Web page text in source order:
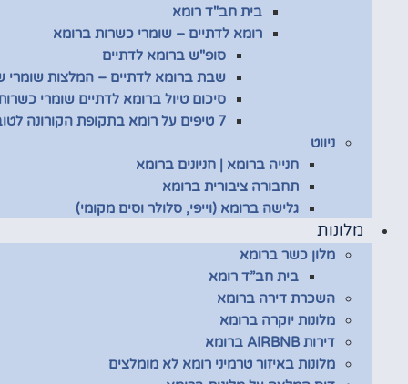
בית חב"ד רומא
רומא לדתיים – שומרי כשרות ברומא
סופ"ש ברומא לדתיים
שבת ברומא לדתיים – המלצות שומרי
סיכום טיול ברומא לדתיים שומרי
7 טיפים על רומא בתקופת הקורונה לטובת שומרי כשרות
ניווט
חנייה ברומא | חניונים ברומא
תחבורה ציבורית ברומא
גלישה ברומא (וייפי, סלולר וסים מקומי)
מלונות
מלון כשר ברומא
בית חב”ד רומא
השכרת דירה ברומא
מלונות יוקרה ברומא
דירות AIRBNB ברומא
מלונות באיזור טרמיני רומא לא מומלצים